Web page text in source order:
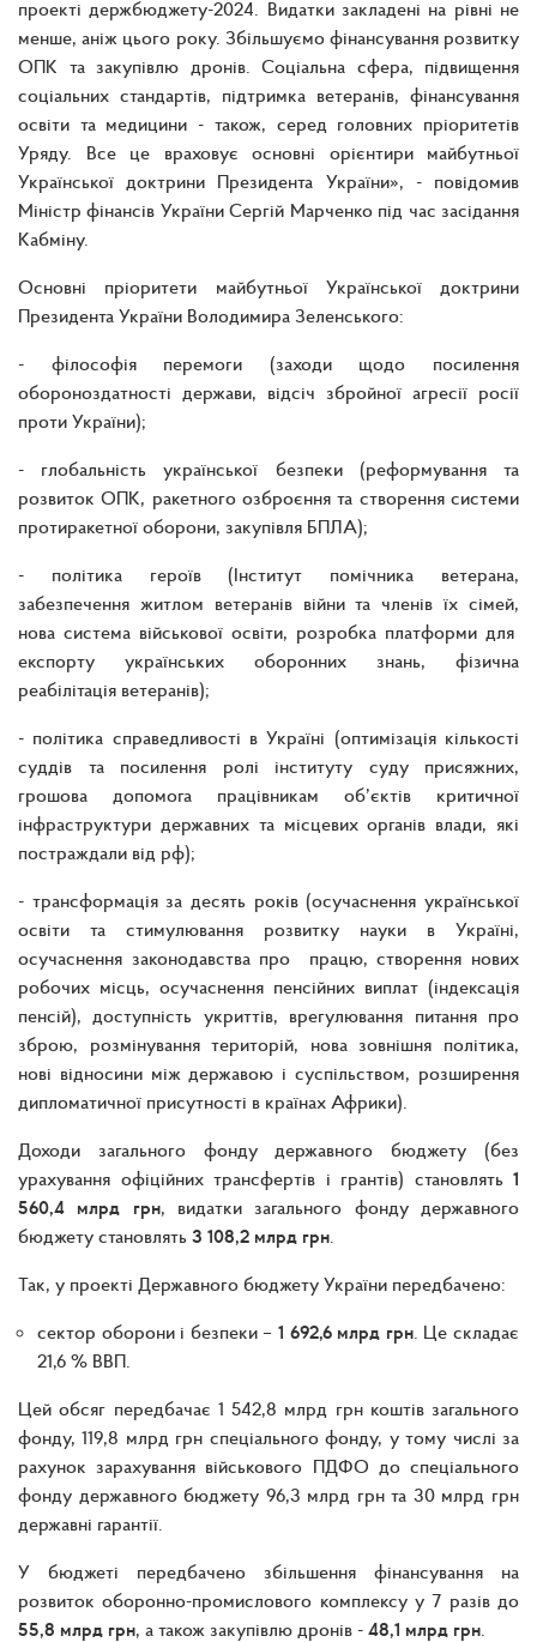
проекті держбюджету-2024. Видатки закладені на рівні не
менше, аніж цього року. Збільшуємо фінансування розвитку
ОПК та закупівлю дронів. Соціальна сфера, підвищення
соціальних стандартів, підтримка ветеранів, фінансування
освіти та медицини - також, серед головних пріоритетів
Уряду. Все це враховує основні орієнтири майбутньої
Української доктрини Президента України», - повідомив
Міністр фінансів України Сергій Марченко під час засідання
Кабміну.
Основні пріоритети майбутньої Української доктрини
Президента України Володимира Зеленського:
- філософія перемоги (заходи щодо посилення
обороноздатності держави, відсіч збройної агресії росії
проти України);
- глобальність української безпеки (реформування та
розвиток ОПК, ракетного озброєння та створення системи
протиракетної оборони, закупівля БПЛА);
- політика героїв (Інститут помічника ветерана,
забезпечення житлом ветеранів війни та членів їх сімей,
нова система військової освіти, розробка платформи для
експорту українських оборонних знань, фізична
реабілітація ветеранів);
- політика справедливості в Україні (оптимізація кількості
суддів та посилення ролі інституту суду присяжних,
грошова допомога працівникам об’єктів критичної
інфраструктури державних та місцевих органів влади, які
постраждали від рф);
- трансформація за десять років (осучаснення української
освіти та стимулювання розвитку науки в Україні,
осучаснення законодавства про працю, створення нових
робочих місць, осучаснення пенсійних виплат (індексація
пенсій), доступність укриттів, врегулювання питання про
зброю, розмінування територій, нова зовнішня політика,
нові відносини між державою і суспільством, розширення
дипломатичної присутності в країнах Африки).
Доходи загального фонду державного бюджету (без
урахування офіційних трансфертів і грантів) становлять 1
560,4 млрд грн, видатки загального фонду державного
бюджету становлять 3 108,2 млрд грн
Так, у проекті Державного бюджету України передбачено:
сектор оборони і безпеки – 1 692,6 млрд грн. Це складає
21,6 % ВВП.
Цей обсяг передбачає 1 542,8 млрд грн коштів загального
фонду, 119,8 млрд грн спеціального фонду, у тому числі за
рахунок зарахування військового ПДФО до спеціального
фонду державного бюджету 96,3 млрд грн та 30 млрд грн
державні гарантії.
У бюджеті передбачено збільшення фінансування на
розвиток оборонно-промислового комплексу у 7 разів до
55,8 млрд грн, а також закупівлю дронів - 48,1 млрд грн